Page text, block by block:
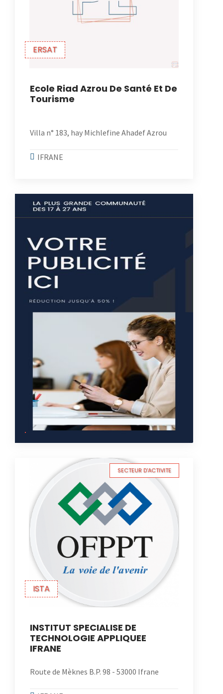
ERSAT
Ecole Riad Azrou De Santé Et De
Tourisme
Villa n° 183, hay Michlefine Ahadef Azrou
IFRANE
ISTA
SECTEUR D'ACTIVITE
INSTITUT SPECIALISE DE
TECHNOLOGIE APPLIQUEE
IFRANE
Route de Mèknes B.P. 98 - 53000 Ifrane